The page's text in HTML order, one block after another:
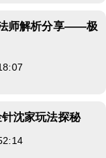
法师解析分享——极
沈家玩法探秘